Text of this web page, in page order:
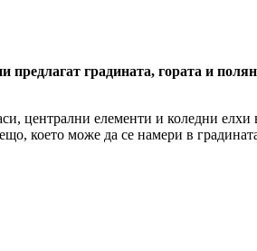
предлагат градината, гората и
централни елементи и коледни елхи
което може да се намери в